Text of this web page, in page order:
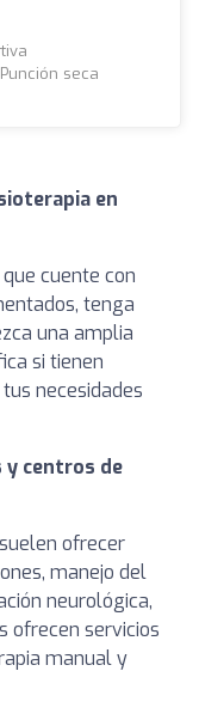
Punción seca
en
cuente con
tenga
una amplia
si tienen
necesidades
y centros de
ofrecer
manejo del
neurológica,
ofrecen servicios
manual y